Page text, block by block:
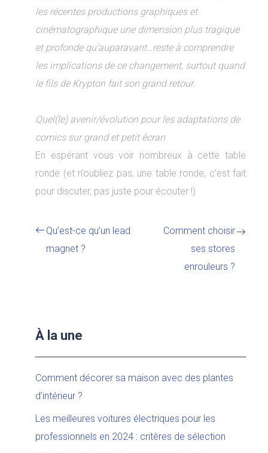
les récentes productions graphiques et
cinématographique une dimension plus tragique
et profonde qu’auparavant…reste à comprendre
les implications de ce changement, surtout quand
le fils de Krypton fait son grand retour.
Quel(le) avenir/évolution pour les adaptations de
comics sur grand et petit écran
En espérant vous voir nombreux à cette table
ronde (et n’oubliez pas, une table ronde, c’est fait
pour discuter, pas juste pour écouter !)
Qu’est-ce qu’un lead
magnet ?
Comment choisir
ses stores
enrouleurs ?
À la une
Comment décorer sa maison avec des plantes
d’intérieur ?
Les meilleures voitures électriques pour les
professionnels en 2024 : critères de sélection